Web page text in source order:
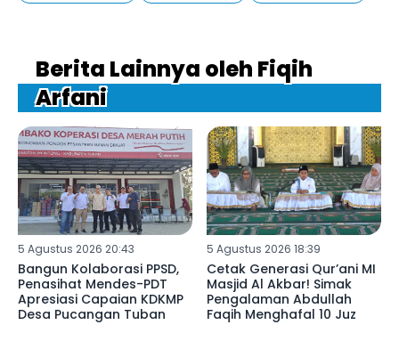
Berita Lainnya oleh Fiqih
Arfani
5 Agustus 2026 20:43
Bangun Kolaborasi PPSD,
Penasihat Mendes-PDT
Apresiasi Capaian KDKMP
Desa Pucangan Tuban
5 Agustus 2026 18:39
Cetak Generasi Qur’ani MI
Masjid Al Akbar! Simak
Pengalaman Abdullah
Faqih Menghafal 10 Juz